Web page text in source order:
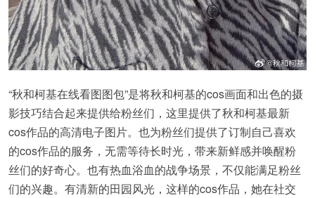
“秋和柯基在线看图图包”是将秋和柯基的cos画面和出色的摄
影技巧结合起来提供给粉丝们，这里提供了秋和柯基最新
cos作品的高清电子图片。也为粉丝们提供了订制自己喜欢
的cos作品的服务，无需等待长时光，带来新鲜感并唤醒粉
丝们的好奇心。也有热血浴血的战争场景，不仅能满足粉丝
们的兴趣。有清新的田园风光，这样的cos作品，她在社交